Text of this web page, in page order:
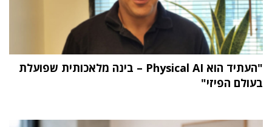
"העתיד הוא Physical AI – בינה מלאכותית שפועלת
בעולם הפיזי"